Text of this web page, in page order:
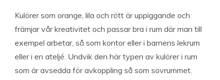
Kulörer som orange, lila och rött är uppiggande och
främjar vår kreativitet och passar bra i rum där man till
exempel arbetar, så som kontor eller i barnens lekrum
eller i en ateljé. Undvik den här typen av kulörer i rum
som är avsedda för avkoppling så som sovrummet.